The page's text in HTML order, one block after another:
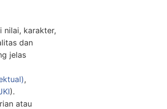
nilai, karakter,
dan
jelas
,
).
atau